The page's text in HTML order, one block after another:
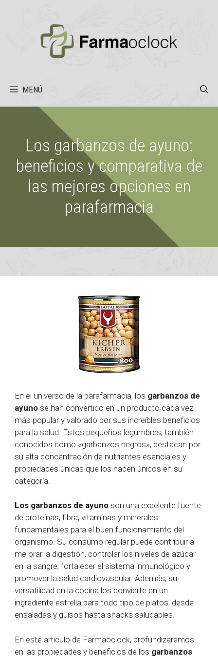
MENÚ
Los garbanzos de ayuno:
beneficios y comparativa de
las mejores opciones en
parafarmacia
En el universo de la parafarmacia, los garbanzos de
ayuno se han convertido en un producto cada vez
más popular y valorado por sus increíbles beneficios
para la salud. Estos pequeños legumbres, también
conocidos como «garbanzos negros», destacan por
su alta concentración de nutrientes esenciales y
propiedades únicas que los hacen únicos en su
categoría.
Los garbanzos de ayuno son una excelente fuente
de proteínas, fibra, vitaminas y minerales
fundamentales para el buen funcionamiento del
organismo. Su consumo regular puede contribuir a
mejorar la digestión, controlar los niveles de azúcar
en la sangre, fortalecer el sistema inmunológico y
promover la salud cardiovascular. Además, su
versatilidad en la cocina los convierte en un
ingrediente estrella para todo tipo de platos, desde
ensaladas y guisos hasta snacks saludables.
En este artículo de Farmaoclock, profundizaremos
en las propiedades y beneficios de los garbanzos